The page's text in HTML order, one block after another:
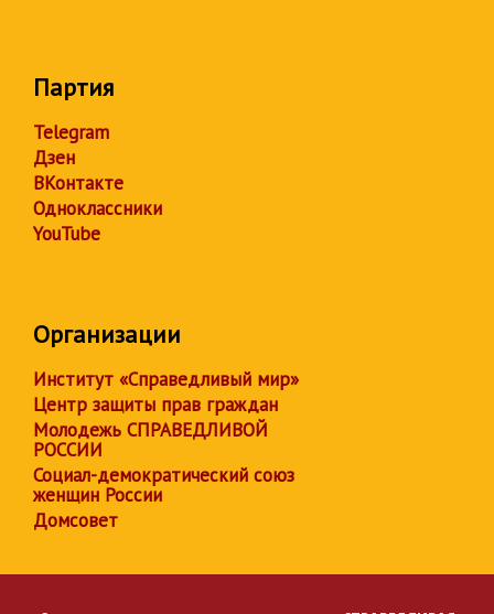
Партия
Telegram
Дзен
ВКонтакте
Одноклассники
YouTube
Организации
Институт «Справедливый мир»
Центр защиты прав граждан
Молодежь СПРАВЕДЛИВОЙ
РОССИИ
Социал-демократический союз
женщин России
Домсовет